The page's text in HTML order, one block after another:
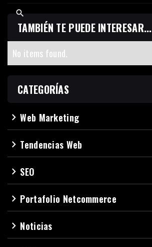
TAMBIÉN TE PUEDE INTERESAR...
No items found.
CATEGORÍAS
navigate_nextWeb Marketing
navigate_next Tendencias Web
navigate_next SEO
navigate_next Portafolio Netcommerce
navigate_next Noticias